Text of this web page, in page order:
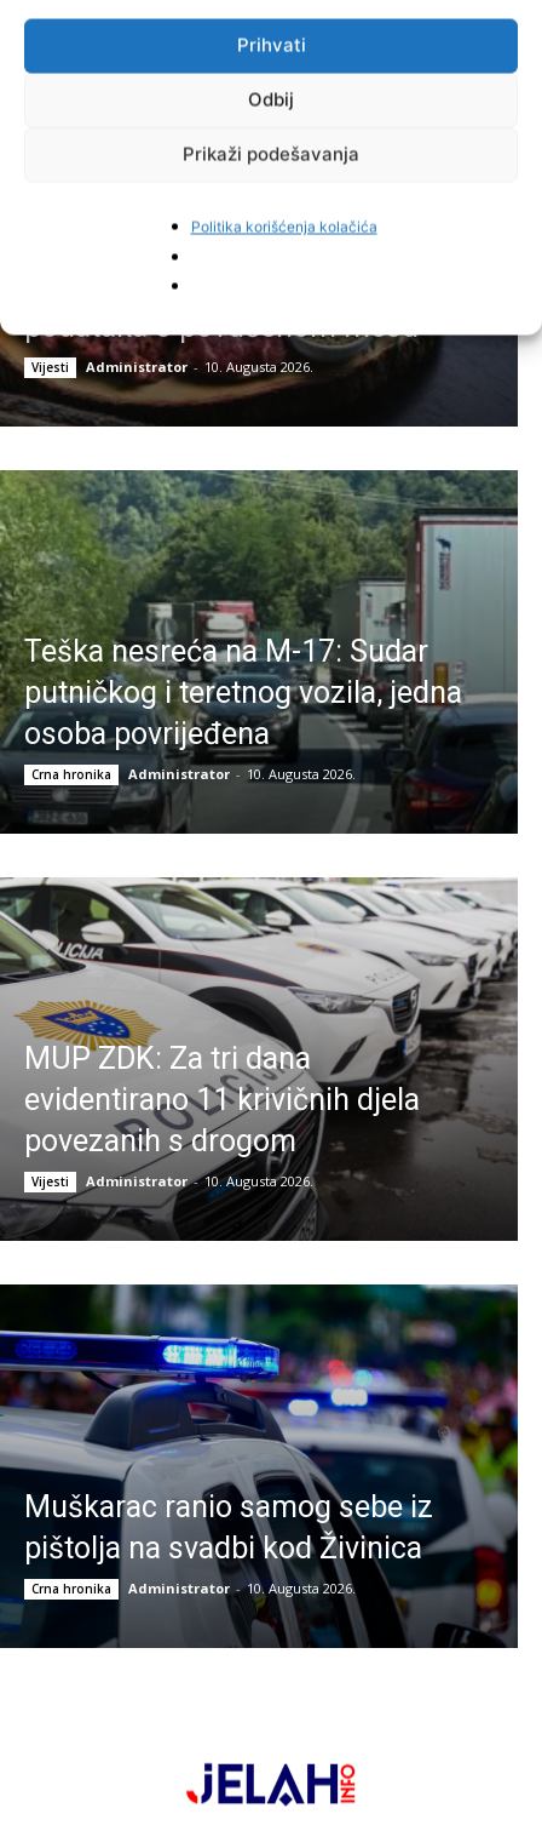
Prihvati
Odbij
Prikaži podešavanja
Politika korišćenja kolačića
Inspektori u FBiH izrekli kazne od
48.000 KM, nema jedinstvenih
podataka o povučenom mesu
Vijesti Administrator - 10. Augusta 2026.
Teška nesreća na M-17: Sudar
putničkog i teretnog vozila, jedna
osoba povrijeđena
Crna hronika Administrator - 10. Augusta 2026.
MUP ZDK: Za tri dana
evidentirano 11 krivičnih djela
povezanih s drogom
Vijesti Administrator - 10. Augusta 2026.
Muškarac ranio samog sebe iz
pištolja na svadbi kod Živinica
Crna hronika Administrator - 10. Augusta 2026.